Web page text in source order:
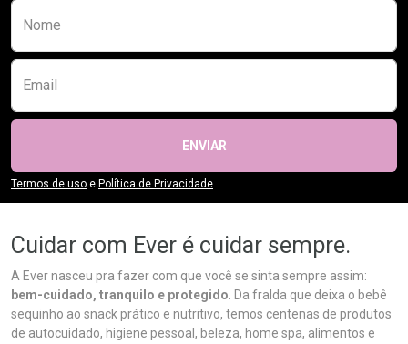
Preencha o formulário abaixo para se
Nome
Email
ENVIAR
Termos de uso e Política de Privacidade
Cuidar com Ever é cuidar sempre.
A Ever nasceu pra fazer com que você se sinta sempre assim:
bem-cuidado, tranquilo e protegido . Da fralda que deixa o bebê
sequinho ao snack prático e nutritivo, temos centenas de produtos
de autocuidado, higiene pessoal, beleza, home spa, alimentos e